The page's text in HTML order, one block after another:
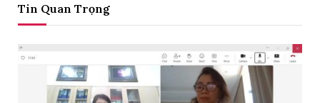
Tin Quan Trọng